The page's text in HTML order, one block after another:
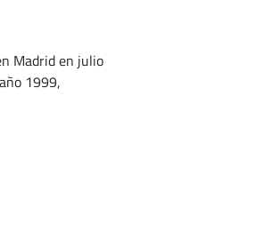
Madrid en julio
1999,